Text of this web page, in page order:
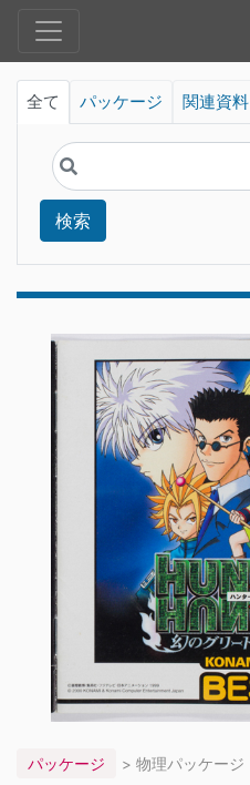
全て パッケージ 関連資料
検索
パッケージ > 物理パッケージ